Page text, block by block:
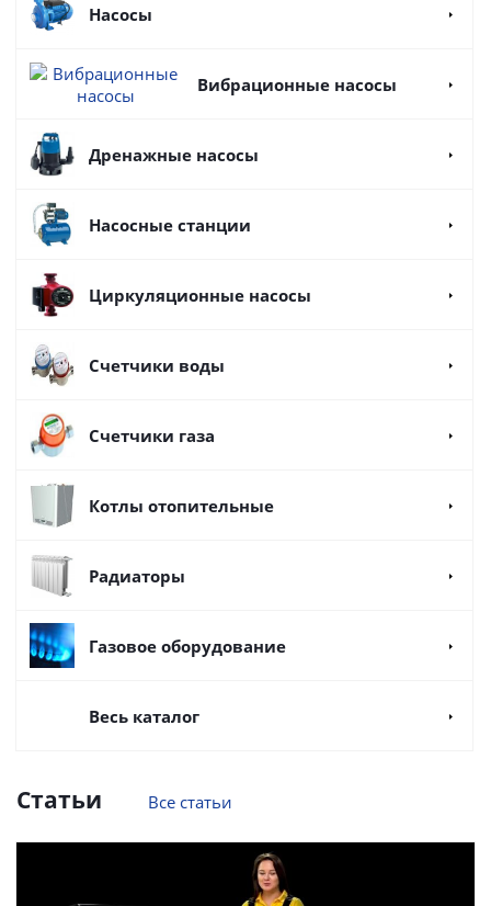
Насосы
Вибрационные насосы
Дренажные насосы
Насосные станции
Циркуляционные насосы
Счетчики воды
Счетчики газа
Котлы отопительные
Радиаторы
Газовое оборудование
Весь каталог
Статьи Все статьи